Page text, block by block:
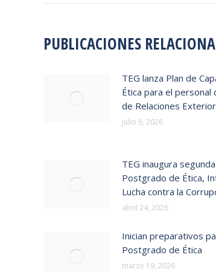
PUBLICACIONES
TEG lanza Plan de
Ética para el personal
de Relaciones
julio 6, 2026
TEG inaugura
Postgrado de Ética,
Lucha contra la
abril 24, 2026
Inician preparativos
Postgrado de Ética
marzo 19, 2026